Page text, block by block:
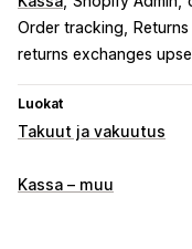
Order tracking
returns exchanges
Luokat
Takuut ja vakuutus
Vakuutustyyppi
Kassa – muu